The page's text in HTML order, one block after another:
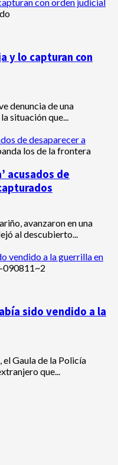
y lo capturan con
denuncia de una
situación que...
de desaparecer a
acusados de
avanzaron en una
al descubierto...
vendido a la guerrilla en
sido vendido a la
Gaula de la Policía
que...